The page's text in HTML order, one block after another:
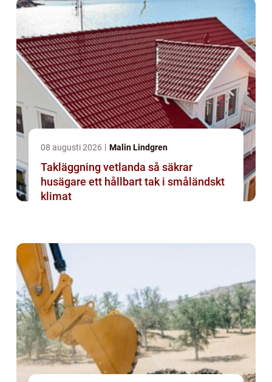
08 augusti 2026 Malin Lindgren
Takläggning vetlanda så säkrar
husägare ett hållbart tak i småländskt
klimat